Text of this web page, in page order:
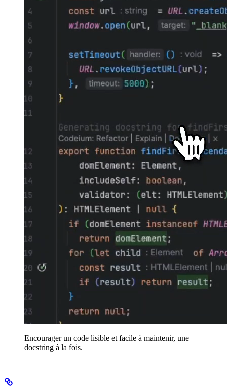
Encourager un code lisible et facile à maintenir, une
docstring à la fois.